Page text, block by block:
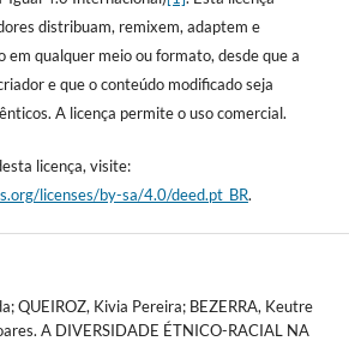
distribuam, remixem, adaptem e
em qualquer meio ou formato, desde que a
e que o conteúdo modificado seja
A licença permite o uso comercial.
licença, visite:
licenses/by-sa/4.0/deed.pt_BR.
QUEIROZ, Kivia Pereira; BEZERRA, Keutre
A DIVERSIDADE ÉTNICO-RACIAL NA